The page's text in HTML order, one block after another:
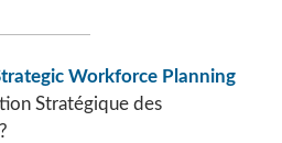
Workforce Planning
Stratégique des